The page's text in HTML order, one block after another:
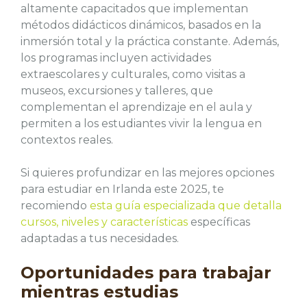
altamente capacitados que implementan
métodos didácticos dinámicos, basados en la
inmersión total y la práctica constante. Además,
los programas incluyen actividades
extraescolares y culturales, como visitas a
museos, excursiones y talleres, que
complementan el aprendizaje en el aula y
permiten a los estudiantes vivir la lengua en
contextos reales.
Si quieres profundizar en las mejores opciones
para estudiar en Irlanda este 2025, te
recomiendo esta guía especializada que detalla
cursos, niveles y características específicas
adaptadas a tus necesidades.
Oportunidades para trabajar
mientras estudias